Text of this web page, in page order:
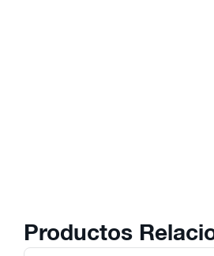
Productos